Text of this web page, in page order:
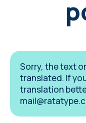
Sorry, the text
translated. If
translation